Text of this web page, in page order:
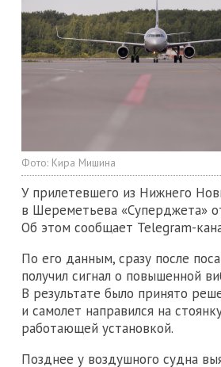
Фото: Кира Мишина
У прилетевшего из Нижнего
в Шереметьева «Суперджета»
Об этом сообщает Telegram-
По его данным, сразу после
получил сигнал о повышенной
В результате было принято
и самолет направился на
работающей установкой.
Позднее у воздушного судна